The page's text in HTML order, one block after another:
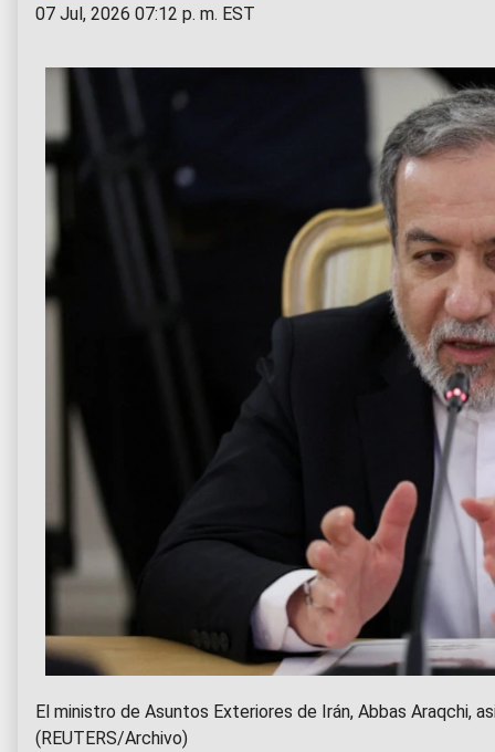
07 Jul, 2026 07:12 p. m. EST
El ministro de Asuntos Exteriores de Irán, Abbas Araqchi,
(REUTERS/Archivo)